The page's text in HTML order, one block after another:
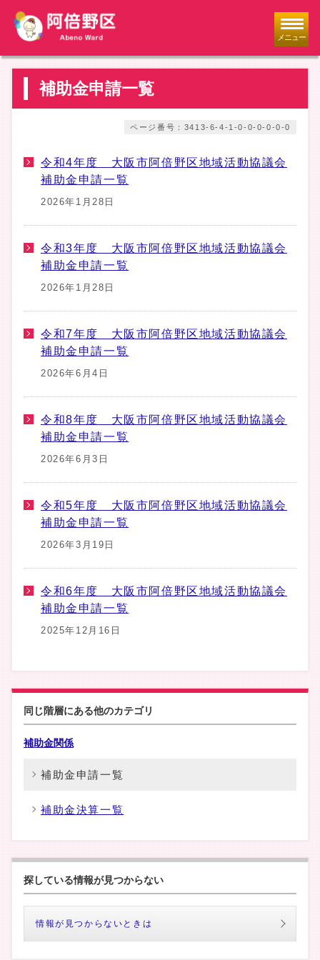
メニュー
補助金申請一覧
ページ番号：3413-6-4-1-0-0-0-0-0-0
令和4年度 大阪市阿倍野区地域活動協議会
補助金申請一覧
2026年1月28日
令和3年度 大阪市阿倍野区地域活動協議会
補助金申請一覧
2026年1月28日
令和7年度 大阪市阿倍野区地域活動協議会
補助金申請一覧
2026年6月4日
令和8年度 大阪市阿倍野区地域活動協議会
補助金申請一覧
2026年6月3日
令和5年度 大阪市阿倍野区地域活動協議会
補助金申請一覧
2026年3月19日
令和6年度 大阪市阿倍野区地域活動協議会
補助金申請一覧
2025年12月16日
同じ階層にある他のカテゴリ
補助金関係
補助金申請一覧
補助金決算一覧
探している情報が見つからない
情報が見つからないときは